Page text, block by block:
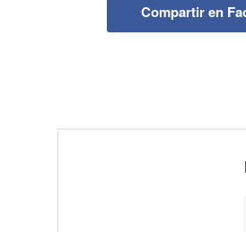
Compartir en